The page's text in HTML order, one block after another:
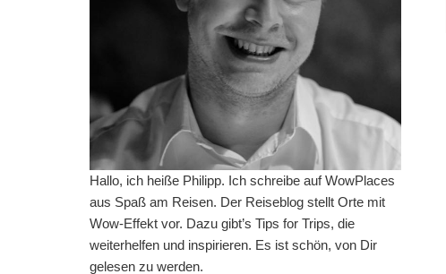
Hallo, ich heiße Philipp. Ich schreibe auf WowPlaces
aus Spaß am Reisen. Der Reiseblog stellt Orte mit
Wow-Effekt vor. Dazu gibt’s Tips for Trips, die
weiterhelfen und inspirieren. Es ist schön, von Dir
gelesen zu werden.